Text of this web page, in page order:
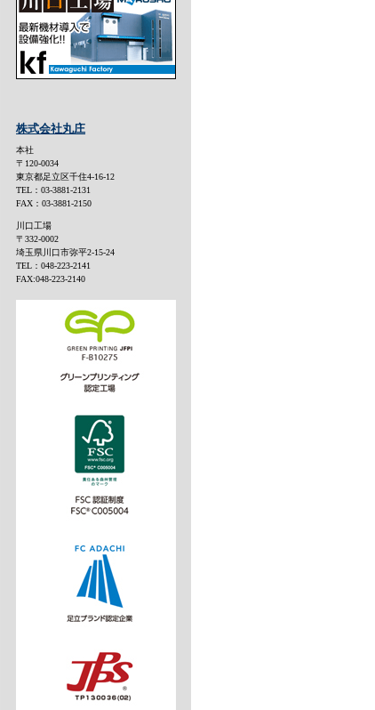
株式会社丸庄
本社
〒120-0034
東京都足立区千住4-16-12
TEL：03-3881-2131
FAX：03-3881-2150
川口工場
〒332-0002
埼玉県川口市弥平2-15-24
TEL：048-223-2141
FAX:048-223-2140